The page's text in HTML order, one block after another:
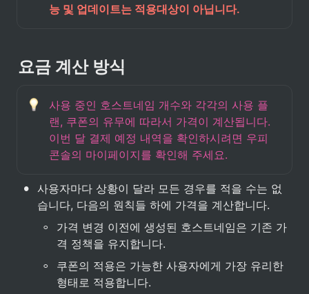
능 및 업데이트는 적용대상이 아닙니다.
요금 계산 방식
사용 중인 호스트네임 개수와 각각의 사용 플
랜, 쿠폰의 유무에 따라서 가격이 계산됩니다.
이번 달 결제 예정 내역을 확인하시려면 우피
콘솔의 마이페이지를 확인해 주세요.
• 사용자마다 상황이 달라 모든 경우를 적을 수는 없
습니다, 다음의 원칙들 하에 가격을 계산합니다.
◦
가격 변경 이전에 생성된 호스트네임은 기존 가
격 정책을 유지합니다.
◦
쿠폰의 적용은 가능한 사용자에게 가장 유리한
형태로 적용합니다.